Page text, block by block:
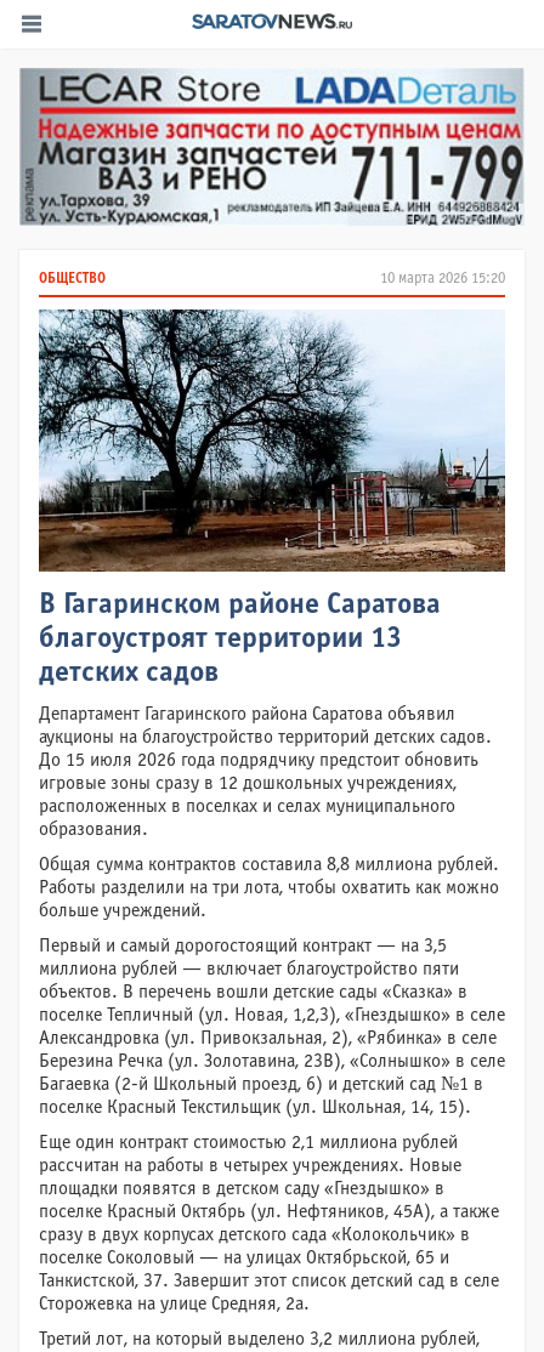
10 марта 2026 15:20
ОБЩЕСТВО
В Гагаринском районе Саратова
благоустроят территории 13
детских садов
Департамент Гагаринского района Саратова объявил
аукционы на благоустройство территорий детских садов.
До 15 июля 2026 года подрядчику предстоит обновить
игровые зоны сразу в 12 дошкольных учреждениях,
расположенных в поселках и селах муниципального
образования.
Общая сумма контрактов составила 8,8 миллиона рублей.
Работы разделили на три лота, чтобы охватить как можно
больше учреждений.
Первый и самый дорогостоящий контракт — на 3,5
миллиона рублей — включает благоустройство пяти
объектов. В перечень вошли детские сады «Сказка» в
поселке Тепличный (ул. Новая, 1,2,3), «Гнездышко» в селе
Александровка (ул. Привокзальная, 2), «Рябинка» в селе
Березина Речка (ул. Золотавина, 23В), «Солнышко» в селе
Багаевка (2-й Школьный проезд, 6) и детский сад №1 в
поселке Красный Текстильщик (ул. Школьная, 14, 15).
Еще один контракт стоимостью 2,1 миллиона рублей
рассчитан на работы в четырех учреждениях. Новые
площадки появятся в детском саду «Гнездышко» в
поселке Красный Октябрь (ул. Нефтяников, 45А), а также
сразу в двух корпусах детского сада «Колокольчик» в
поселке Соколовый — на улицах Октябрьской, 65 и
Танкистской, 37. Завершит этот список детский сад в селе
Сторожевка на улице Средняя, 2а.
Третий лот, на который выделено 3,2 миллиона рублей,